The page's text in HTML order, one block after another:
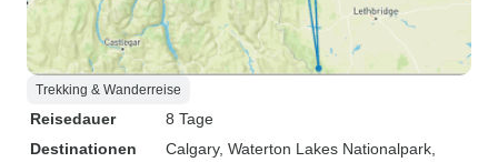
Trekking & Wanderreise
Reisedauer
8 Tage
Destinationen
Calgary, Waterton Lakes Nationalpark